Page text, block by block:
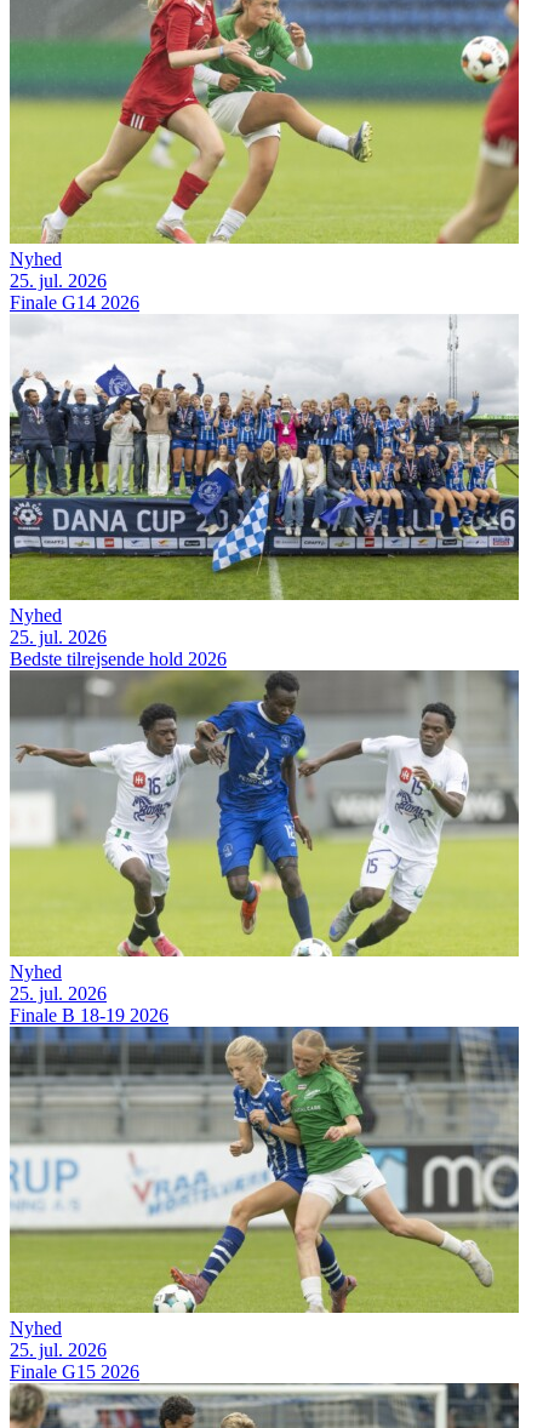
Nyhed
25. jul. 2026
Finale G14 2026
Nyhed
25. jul. 2026
Bedste tilrejsende hold 2026
Nyhed
25. jul. 2026
Finale B 18-19 2026
Nyhed
25. jul. 2026
Finale G15 2026